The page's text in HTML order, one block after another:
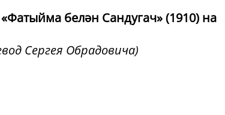
белән Сандугач» (1910) на
Сергея Обрадовича)